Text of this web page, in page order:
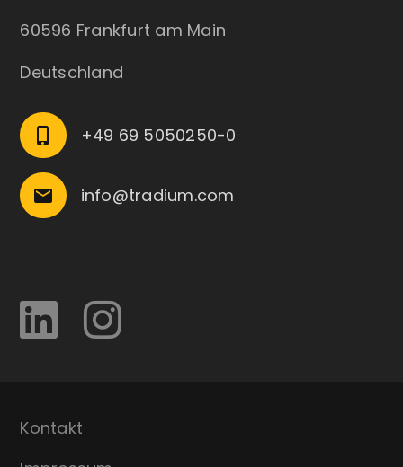
60596 Frankfurt am Main
Deutschland
phone_iphone +49 69 5050250-0
email info@tradium.com
Kontakt